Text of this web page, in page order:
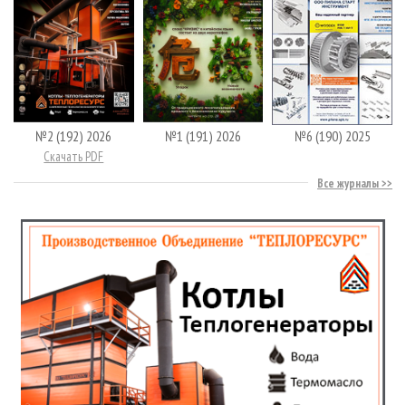
№2 (192) 2026
Скачать PDF
№1 (191) 2026 №6 (190) 2025
Все журналы